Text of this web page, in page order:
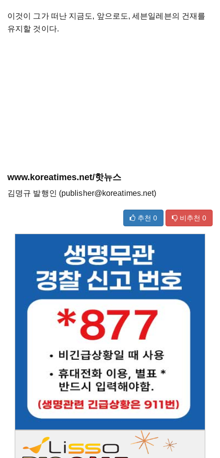
이것이 그가 떠난 지금도, 앞으로도, 세븐일레븐의 건재를
유지할 것이다.
www.koreatimes.net/핫뉴스
김명규 발행인 (publisher@koreatimes.net)
추천 0 비추천 0